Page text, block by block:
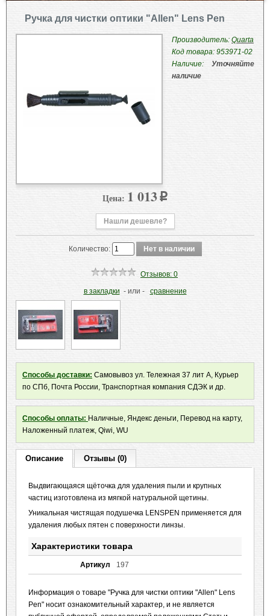
Ручка для чистки оптики "Allen" Lens Pen
Производитель: Quarta
Код товара: 953971-02
Наличие: Уточняйте
наличие
Цена: 1 013 p
Нашли дешевле?
Количество:
Отзывов: 0
в закладки - или - сравнение
Способы доставки: Самовывоз ул. Тележная 37 лит А, Курьер
по СПб, Почта России, Транспортная компания СДЭК и др.
Способы оплаты: Наличные, Яндекс деньги, Перевод на карту,
Наложенный платеж, Qiwi, WU
Описание Отзывы (0)
Выдвигающаяся щёточка для удаления пыли и крупных
частиц изготовлена из мягкой натуральной щетины.
Уникальная чистящая подушечка LENSPEN применяется для
удаления любых пятен с поверхности линзы.
Характеристики товара
Артикул 197
Информация о товаре "Ручка для чистки оптики "Allen" Lens
Pen" носит ознакомительный характер, и не является